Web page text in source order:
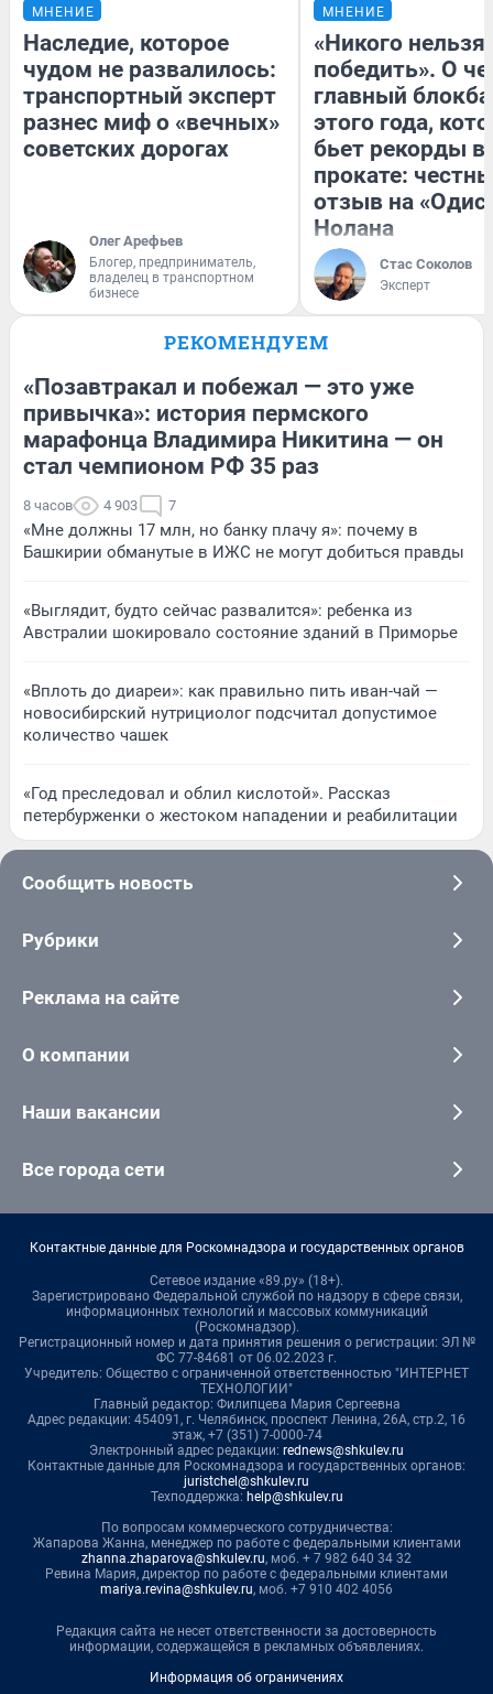
МНЕНИЕ
Наследие, которое
чудом не развалилось:
транспортный эксперт
разнес миф о «вечных»
советских дорогах
Олег Арефьев
Блогер, предприниматель,
владелец в транспортном
бизнесе
МНЕНИЕ
«Никого нельзя
победить». О
главный
этого года,
бьет рекорды в
прокате:
отзыв на
Нолана
Стас Соколов
Эксперт
РЕКОМЕНДУЕМ
«Позавтракал и побежал — это уже
привычка»: история пермского
марафонца Владимира Никитина — он
стал чемпионом РФ 35 раз
8 часов 4 903 7
«Мне должны 17 млн, но банку плачу я»: почему в
Башкирии обманутые в ИЖС не могут добиться правды
«Выглядит, будто сейчас развалится»: ребенка из
Австралии шокировало состояние зданий в Приморье
«Вплоть до диареи»: как правильно пить иван-чай —
новосибирский нутрициолог подсчитал допустимое
количество чашек
«Год преследовал и облил кислотой». Рассказ
петербурженки о жестоком нападении и реабилитации
Сообщить новость
Рубрики
Реклама на сайте
О компании
Наши вакансии
Все города сети
Контактные данные для Роскомнадзора и государственных органов
Сетевое издание «89.ру» (18+).
Зарегистрировано Федеральной службой по надзору в сфере связи,
информационных технологий и массовых коммуникаций
(Роскомнадзор).
Регистрационный номер и дата принятия решения о регистрации: ЭЛ №
ФС 77-84681 от 06.02.2023 г.
Учредитель: Общество с ограниченной ответственностью "ИНТЕРНЕТ
ТЕХНОЛОГИИ"
Главный редактор: Филипцева Мария Сергеевна
Адрес редакции: 454091, г. Челябинск, проспект Ленина, 26А, стр.2, 16
этаж, +7 (351) 7-0000-74
Электронный адрес редакции: rednews@shkulev.ru
Контактные данные для Роскомнадзора и государственных органов:
juristchel@shkulev.ru
Техподдержка: help@shkulev.ru
По вопросам коммерческого сотрудничества:
Жапарова Жанна, менеджер по работе с федеральными клиентами
zhanna.zhaparova@shkulev.ru, моб. + 7 982 640 34 32
Ревина Мария, директор по работе с федеральными клиентами
mariya.revina@shkulev.ru, моб. +7 910 402 4056
Редакция сайта не несет ответственности за достоверность
информации, содержащейся в рекламных объявлениях.
Информация об ограничениях